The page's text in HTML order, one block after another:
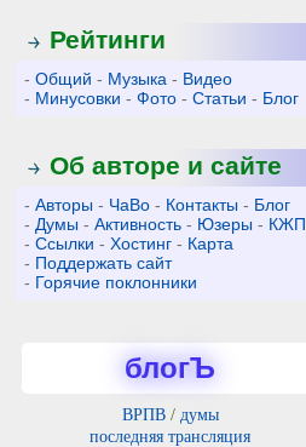
Рейтинги
-Общий - Музыка - Видео
- Минусовки -Фото -Статьи - Блог
Об авторе и сайте
-Авторы - ЧаВо - Контакты - Блог
- Думы -Активность - Юзеры - КЖП
-Ссылки -Хостинг - Карта
- Поддержать сайт
- Горячие поклонники
блогЪ
ВРПВ/ думы
последняя трансляция